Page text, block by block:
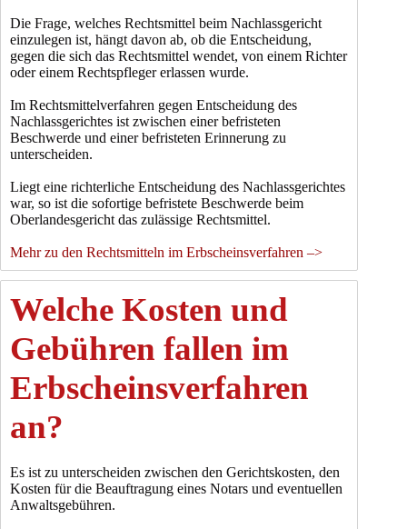
Die Frage, welches Rechtsmittel beim Nachlassgericht
einzulegen ist, hängt davon ab, ob die Entscheidung,
gegen die sich das Rechtsmittel wendet, von einem Richter
oder einem Rechtspfleger erlassen wurde.
Im Rechtsmittelverfahren gegen Entscheidung des
Nachlassgerichtes ist zwischen einer befristeten
Beschwerde und einer befristeten Erinnerung zu
unterscheiden.
Liegt eine richterliche Entscheidung des Nachlassgerichtes
war, so ist die sofortige befristete Beschwerde beim
Oberlandesgericht das zulässige Rechtsmittel.
Mehr zu den Rechtsmitteln im Erbscheinsverfahren –>
Welche Kosten und
Gebühren fallen im
Erbscheinsverfahren
an?
Es ist zu unterscheiden zwischen den Gerichtskosten, den
Kosten für die Beauftragung eines Notars und eventuellen
Anwaltsgebühren.